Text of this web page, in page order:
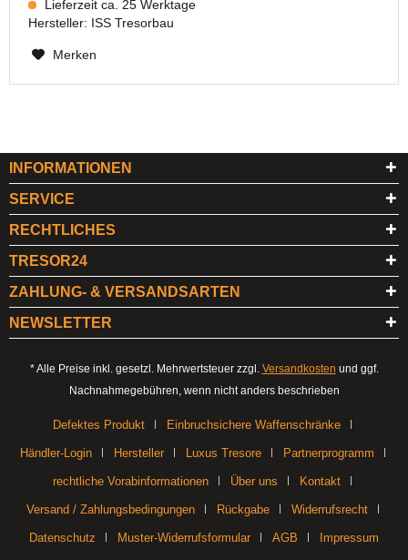
Lieferzeit ca. 25 Werktage
Hersteller: ISS Tresorbau
Merken
INFORMATIONEN
SERVICE
RECHTLICHES
TRESOR24
ZAHLUNG- & VERSANDSARTEN
NEWSLETTER
* Alle Preise inkl. gesetzl. Mehrwertsteuer zzgl. Versandkosten und ggf.
Nachnahmegebühren, wenn nicht anders beschrieben
Defektes Produkt Einbruchsichere Waffenschränke
Händler-Login Hersteller Luxus Tresore Partnerprogramm
rechtliche Vorabinformationen Über uns Kontakt
Versand / Zahlungsbedingungen Rückgabe Widerrufsrecht
Datenschutz Muster-Widerrufsformular AGB
Impressum